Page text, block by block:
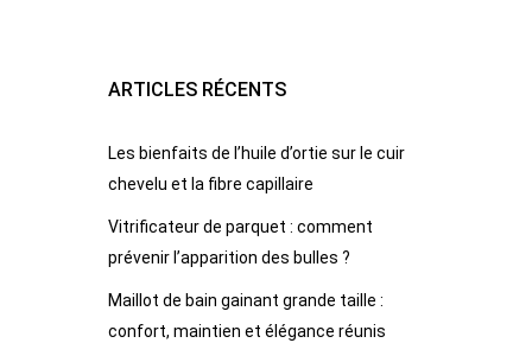
ARTICLES RÉCENTS
Les bienfaits de l’huile d’ortie sur le cuir
chevelu et la fibre capillaire
Vitrificateur de parquet : comment
prévenir l’apparition des bulles ?
Maillot de bain gainant grande taille :
confort, maintien et élégance réunis